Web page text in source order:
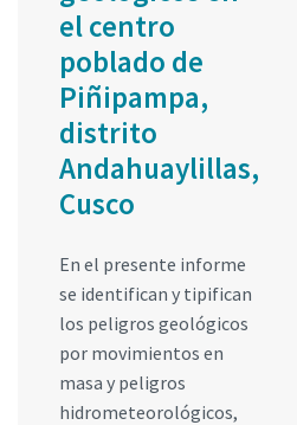
el centro
poblado de
Piñipampa,
distrito
Andahuaylillas,
Cusco
En el presente informe
se identifican y tipifican
los peligros geológicos
por movimientos en
masa y peligros
hidrometeorológicos,